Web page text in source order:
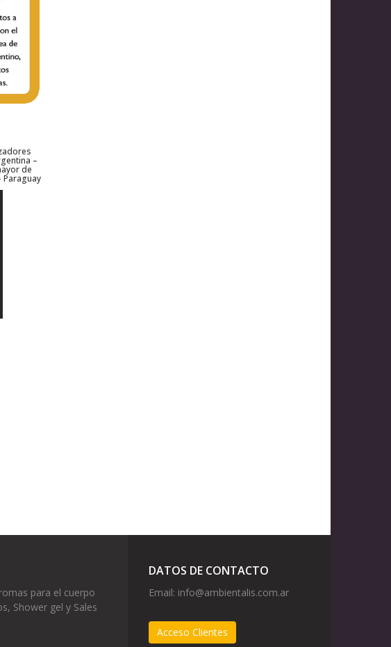
–
de
Paraguay
para el cuerpo
Shower gel y Sales
DATOS DE CONTACTO
Email: info@ambientalis.com.ar
Acceso Clientes